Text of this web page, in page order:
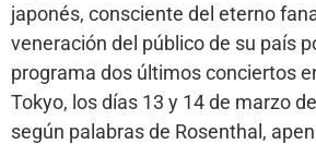
japonés, consciente del eterno
veneración del público de su país
programa dos últimos conciertos
Tokyo, los días 13 y 14 de marzo
según palabras de Rosenthal,